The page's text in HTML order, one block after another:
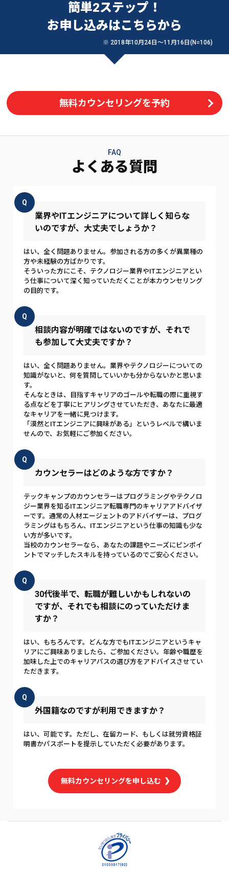
簡単2ステップ！
お申し込みはこちらから
※ 2018年10月24日〜11月16日(N=106)
無料カウンセリングを予約
FAQ
よくある質問
Q
業界やITエンジニアについて詳しく知らな
いのですが、大丈夫でしょうか？
はい、全く問題ありません。参加される方の多くが異業種の
方や未経験の方ばかりです。
そういった方にこそ、テクノロジー業界やITエンジニアとい
う仕事について深く知っていただくことが本カウンセリング
の目的です。
Q
相談内容が明確ではないのですが、それで
も参加して大丈夫ですか？
はい、全く問題ありません。業界やテクノロジーについての
知識がないと、何を質問していいかも分からないかと思いま
す。
そんなときは、目指すキャリアのゴールや転職の際に重視す
る点などを丁寧にヒアリングさせていただき、あなたに最適
なキャリアを一緒に見つけます。
「漠然とITエンジニアに興味がある」というレベルで構いま
せんので、お気軽にご参加ください。
Q
カウンセラーはどのような方ですか？
テックキャンプのカウンセラーはプログラミングやテクノロ
ジー業界を知るITエンジニア転職専門のキャリアアドバイザ
ーです。通常の人材エージェントのアドバイザーは、プログ
ラミングはもちろん、ITエンジニアという仕事の知識も少な
い方が多いです。
当校のカウンセラーなら、あなたの課題やニーズにピンポイ
ントでマッチしたスキルを持っているのでご安心ください。
Q
30代後半で、転職が難しいかもしれないの
ですが、それでも相談にのっていただけま
すか？
はい、もちろんです。どんな方でもITエンジニアというキャ
リアにご興味ありましたら、ご参加ください。年齢や職歴を
加味した上でのキャリアパスの選び方をアドバイスさせてい
ただきます。
Q
外国籍なのですが利用できますか？
はい、可能です。ただし、在留カード、もしくは就労資格証
明書かパスポートを提示していただく必要があります。
無料カウンセリングを申し込む